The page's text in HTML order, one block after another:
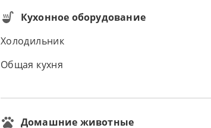
Кухонное оборудование
Холодильник
Общая кухня
Домашние животные